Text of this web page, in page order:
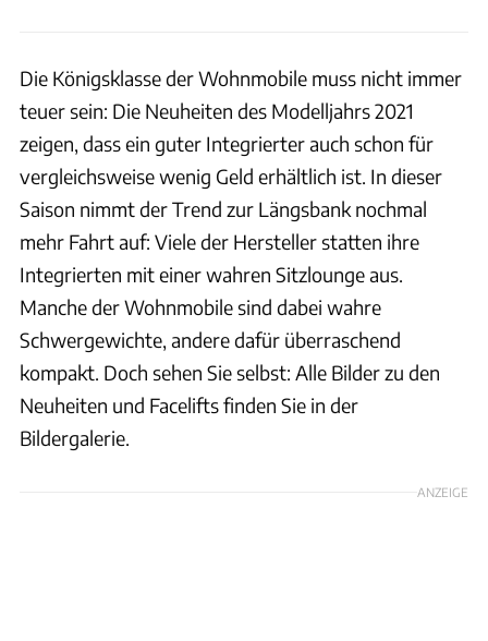
Die Königsklasse der Wohnmobile muss nicht immer
teuer sein: Die Neuheiten des Modelljahrs 2021
zeigen, dass ein guter Integrierter auch schon für
vergleichsweise wenig Geld erhältlich ist. In dieser
Saison nimmt der Trend zur Längsbank nochmal
mehr Fahrt auf: Viele der Hersteller statten ihre
Integrierten mit einer wahren Sitzlounge aus.
Manche der Wohnmobile sind dabei wahre
Schwergewichte, andere dafür überraschend
kompakt. Doch sehen Sie selbst: Alle Bilder zu den
Neuheiten und Facelifts finden Sie in der
Bildergalerie.
ANZEIGE